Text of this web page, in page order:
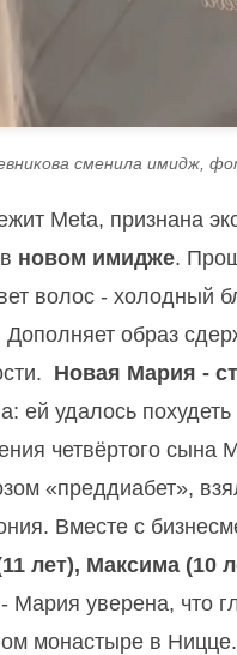
сменила имидж,
Meta, признана
новом имидже.
волос - холодный
Дополняет образ
Новая Мария -
ей удалось похудеть
четвёртого сына
«преддиабет»,
Вместе с
лет), Максима (10
уверена, что
монастыре в